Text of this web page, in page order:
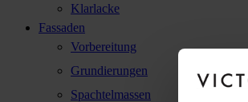
Klarlacke
Fassaden
Vorbereitung
Grundierungen
Spachtelmassen